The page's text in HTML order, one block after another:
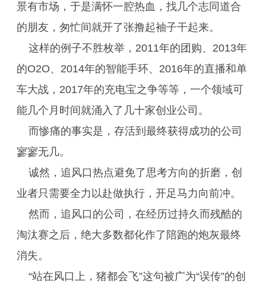
景有市场，于是满怀一腔热血，找几个志同道合
的朋友，匆忙间就开了张撸起袖子干起来。
这样的例子不胜枚举，2011年的团购、2013年
的O2O、2014年的智能手环、2016年的直播和单
车大战，2017年的充电宝之争等等，一个领域可
能几个月时间就涌入了几十家创业公司。
而惨痛的事实是，存活到最终获得成功的公司
寥寥无几。
诚然，追风口热点避免了思考方向的折磨，创
业者只需要全力以赴做执行，开足马力向前冲。
然而，追风口的公司，在经历过持久而残酷的
淘汰赛之后，绝大多数都化作了陪跑的炮灰最终
消失。
“站在风口上，猪都会飞”这句被广为“误传”的创